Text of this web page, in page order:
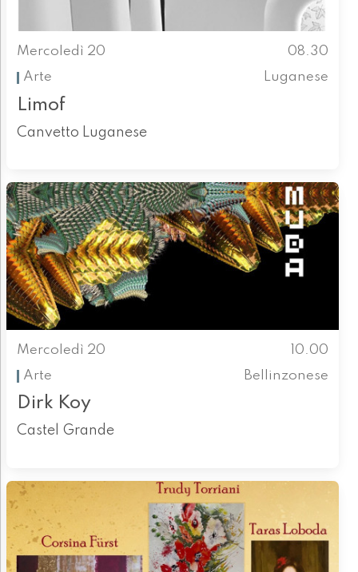
Mercoledì 20
08.30
Arte
Luganese
Limof
Canvetto Luganese
Mercoledì 20
10.00
Arte
Bellinzonese
Dirk Koy
Castel Grande